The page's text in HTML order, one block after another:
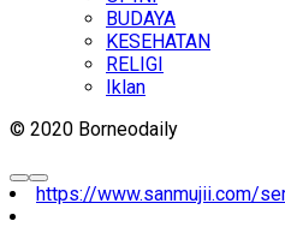
BUDAYA
KESEHATAN
RELIGI
Iklan
© 2020 Borneodaily
https://www.sanmujii.com/